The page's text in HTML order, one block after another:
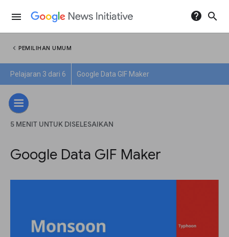
menu help search
chevron_left PEMILIHAN UMUM
Pelajaran 3 dari 6 Google Data GIF Maker
5 MENIT UNTUK DISELESAIKAN
Google Data GIF Maker